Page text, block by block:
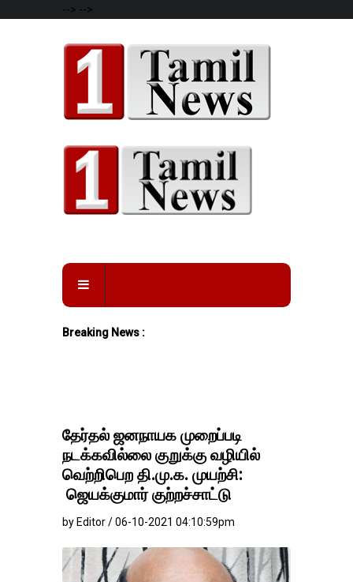
--> -->
Breaking News :
தேர்தல் ஜனநாயக முறைப்படி
நடக்கவில்லை குறுக்கு வழியில்
வெற்றிபெற தி.மு.க. முயற்சி:
ஜெயக்குமார் குற்றச்சாட்டு
by Editor / 06-10-2021 04:10:59pm